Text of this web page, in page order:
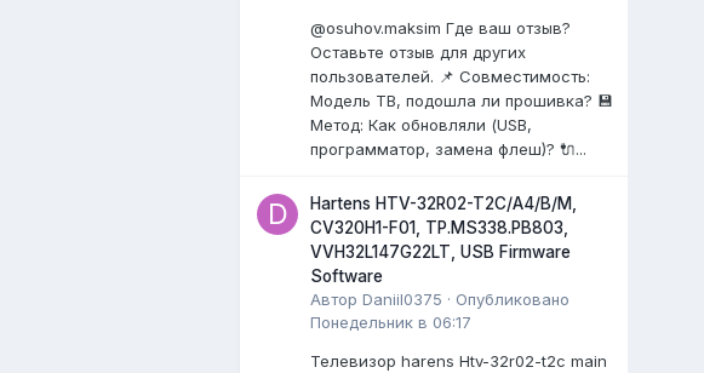
@osuhov.maksim Где ваш отзыв?
Оставьте отзыв для других
пользователей. 📌 Совместимость:
Модель ТВ, подошла ли прошивка? 💾
Метод: Как обновляли (USB,
программатор, замена флеш)? 🔌...
Hartens HTV-32R02-T2C/A4/B/M,
CV320H1-F01, TP.MS338.PB803,
VVH32L147G22LT, USB Firmware
Software
АвторDaniil0375 · Опубликовано
Понедельник в 06:17
Телевизор harens Htv-32r02-t2c main